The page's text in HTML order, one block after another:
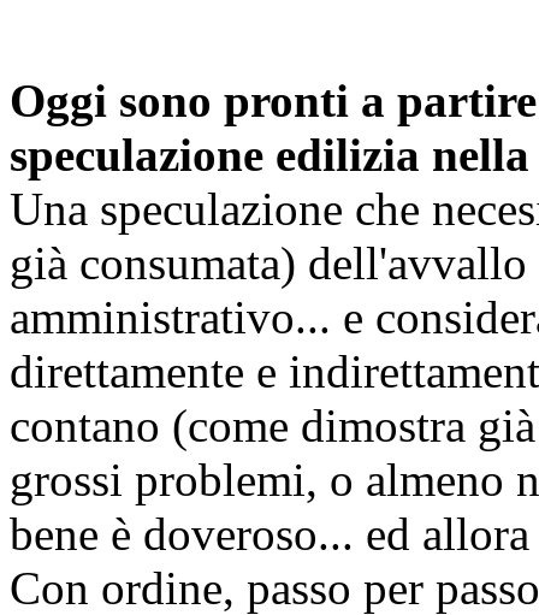
Oggi sono pronti a
speculazione edilizia nella
Una speculazione che
già consumata)
amministrativo... e
direttamente e
contano (come dimostra
grossi problemi, o almeno
bene è doveroso... ed
Con ordine, passo per